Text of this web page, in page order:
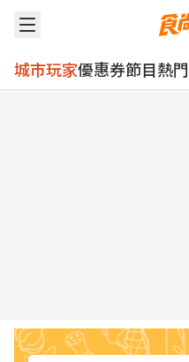
城市玩家優惠券節目熱門